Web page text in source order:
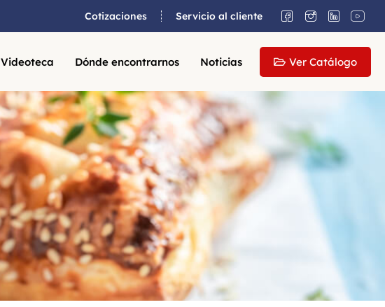
Cotizaciones Servicio al cliente
Videoteca Dónde encontrarnos Noticias Ver Catálogo